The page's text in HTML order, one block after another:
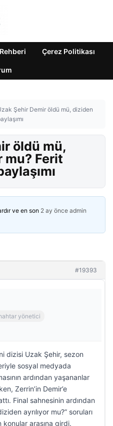
Çerez Politikası
Şehir Demir öldü mü, diziden
öldü mü,
mu? Ferit
ve en son 2 ay önce admin
#19393
yönetici
dizisi Uzak Şehir, sezon
sosyal medyada
ardından yaşananlar
Zerrin’in Demir’e
Final sahnesinin ardından
ayrılıyor mu?” soruları
konular arasına girdi.